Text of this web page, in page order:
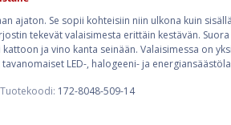
ajaton. Se sopii kohteisiin niin ulkona kuin
tekevät valaisimesta erittäin kestävän.
ja vino kanta seinään. Valaisimessa on
LED-, halogeeni- ja
Tuotekoodi: 172-8048-509-14